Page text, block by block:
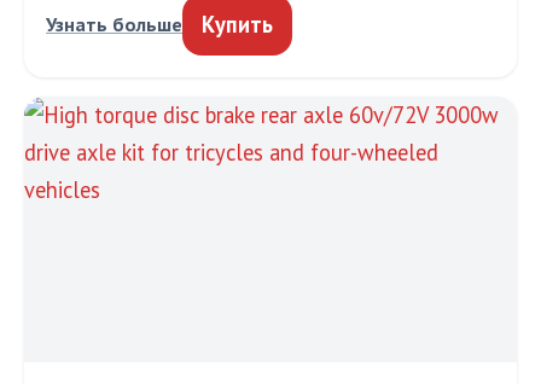
Узнать больше Купить